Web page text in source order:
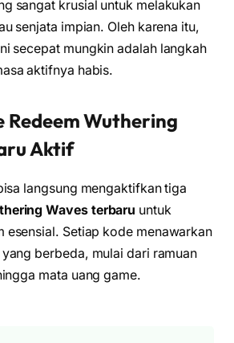
sangat krusial untuk melakukan
senjata impian. Oleh karena itu,
secepat mungkin adalah langkah
aktifnya habis.
Redeem Wuthering
Aktif
langsung mengaktifkan tiga
Waves terbaru untuk
esensial. Setiap kode menawarkan
berbeda, mulai dari ramuan
mata uang game.